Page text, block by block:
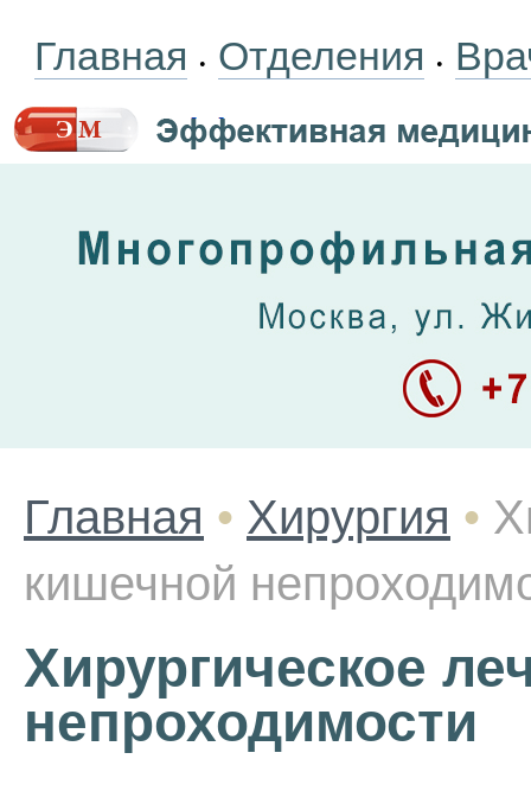
Главная • Отделения •
Главная • Хирургия •
кишечной
Хирургическое
непроходимости